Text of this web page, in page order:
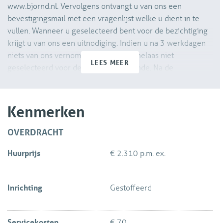
www.bjornd.nl. Vervolgens ontvangt u van ons een
bevestigingsmail met een vragenlijst welke u dient in te
vullen. Wanneer u geselecteerd bent voor de bezichtiging
krijgt u van ons een uitnodiging. Indien u na 3 werkdagen
niets van ons vernomen heeft bent u helaas niet
geselecteerd voor de bezichtigingsronde. Na de
weten of u daadwerkelijk interesse heeft om de woning te
huren. Wij zullen uw verzoek aan de verhuurder
voorleggen.
loopafstand, met vele restaurants en winkels om de hoek, is
gerealiseerd. Vermeer is een kleinschalig
appartementencomplex verdeeld in 3 gebouwdelen
LEES MEER
Kenmerken
OVERDRACHT
Huurprijs € 2.310 p.m. ex.
Inrichting Gestoffeerd